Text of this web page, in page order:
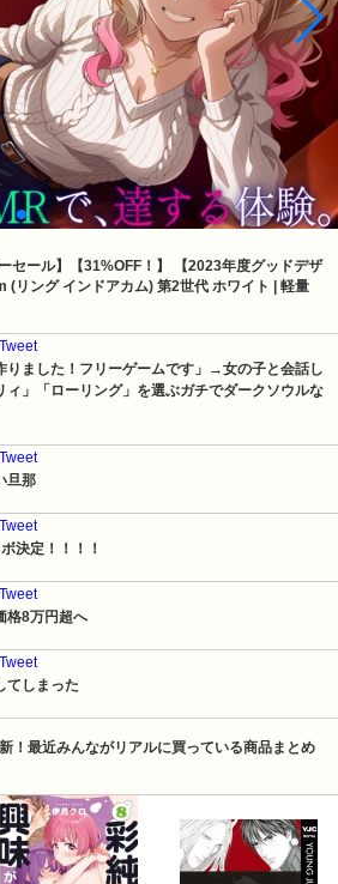
セール】【31%OFF！】 【2023年度グッドデザ
(リング インドアカム) 第2世代 ホワイト | 軽量
りました！フリーゲームです」→女の子と会話し
ィ」「ローリング」を選ぶガチでダークソウルな
旦那
決定！！！！
格8万円超へ
てしまった
！最近みんながリアルに買っている商品まとめ